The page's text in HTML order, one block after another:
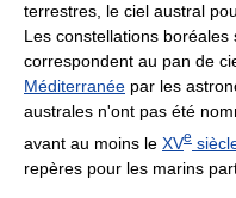
terrestres, le ciel austral
Les constellations
correspondent au pan de
Méditerranée par les
australes n'ont pas été
avant au moins le XVe
repères pour les marins